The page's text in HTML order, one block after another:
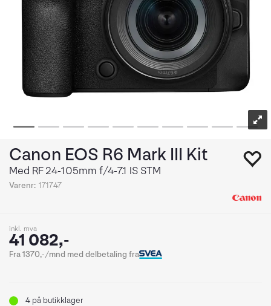
Canon EOS R6 Mark III Kit
Med RF 24-105mm f/4-7.1 IS STM
Varenr: 171747
inkl. mva
41 082,-
Fra 1370,-/mnd med delbetaling fra
4 på butikklager